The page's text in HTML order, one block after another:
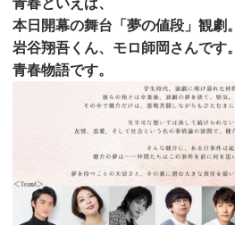
青春といえば、
本日開幕の舞台「夢の値段」観劇。
岩谷翔吾くん、モロ師岡さんです。
青春物語です。